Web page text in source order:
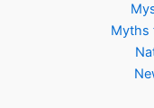
Myths